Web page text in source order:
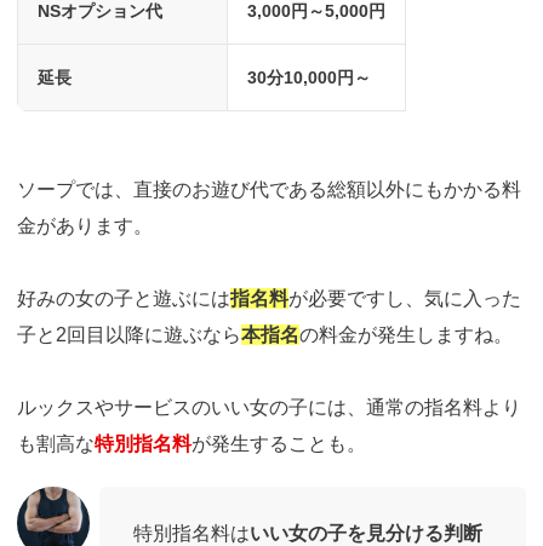
NSオプション代 3,000円～5,000円
延長 30分10,000円～
ソープでは、直接のお遊び代である総額以外にもかかる料
金があります。
好みの女の子と遊ぶには指名料が必要ですし、気に入った
子と2回目以降に遊ぶなら本指名の料金が発生しますね。
ルックスやサービスのいい女の子には、通常の指名料より
も割高な特別指名料が発生することも。
特別指名料はいい女の子を見分ける判断